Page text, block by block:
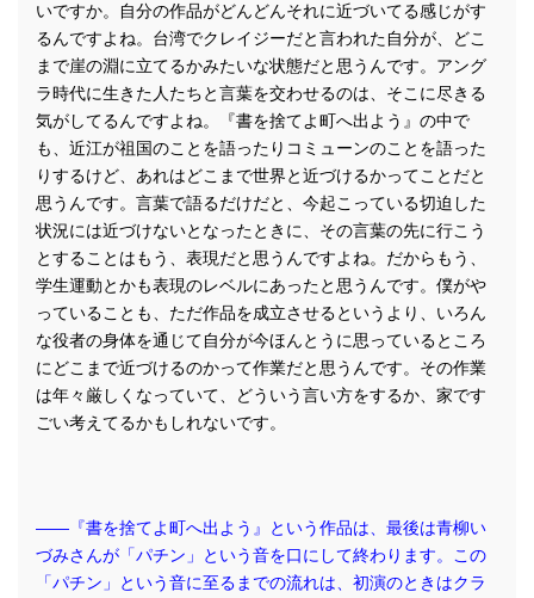
いですか。自分の作品がどんどんそれに近づいてる感じがす
るんですよね。台湾でクレイジーだと言われた自分が、どこ
まで崖の淵に立てるかみたいな状態だと思うんです。アング
ラ時代に生きた人たちと言葉を交わせるのは、そこに尽きる
気がしてるんですよね。『書を捨てよ町へ出よう』の中で
も、近江が祖国のことを語ったりコミューンのことを語った
りするけど、あれはどこまで世界と近づけるかってことだと
思うんです。言葉で語るだけだと、今起こっている切迫した
状況には近づけないとなったときに、その言葉の先に行こう
とすることはもう、表現だと思うんですよね。だからもう、
学生運動とかも表現のレベルにあったと思うんです。僕がや
っていることも、ただ作品を成立させるというより、いろん
な役者の身体を通じて自分が今ほんとうに思っているところ
にどこまで近づけるのかって作業だと思うんです。その作業
は年々厳しくなっていて、どういう言い方をするか、家です
ごい考えてるかもしれないです。
――『書を捨てよ町へ出よう』という作品は、最後は青柳い
づみさんが「パチン」という音を口にして終わります。この
「パチン」という音に至るまでの流れは、初演のときはクラ